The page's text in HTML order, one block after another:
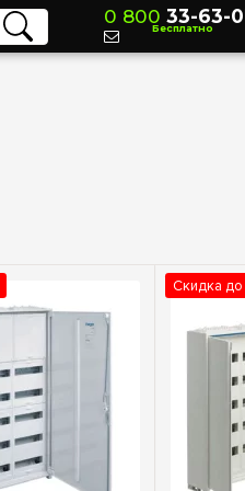
Скидка до
0 800 33-63-
Бесплатно